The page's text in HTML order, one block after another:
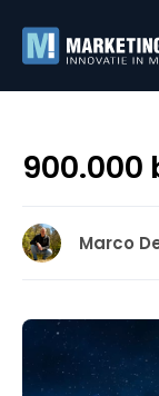
900.000
Marco